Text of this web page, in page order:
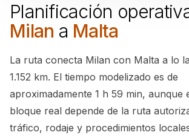
Planificación
Milan a Malta
La ruta conecta Milan con Malta a lo
1.152 km. El tiempo modelizado es de
aproximadamente 1 h 59 min, aunque
bloque real depende de la ruta
tráfico, rodaje y procedimientos